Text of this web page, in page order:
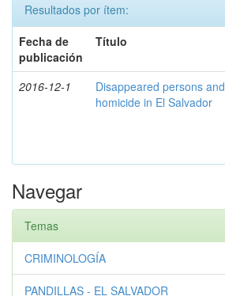
Resultados por ítem:
Fecha de
publicación
Título
2016-12-1
Disappeared persons and
homicide in El Salvador
Navegar
Temas
CRIMINOLOGÍA
PANDILLAS - EL SALVADOR